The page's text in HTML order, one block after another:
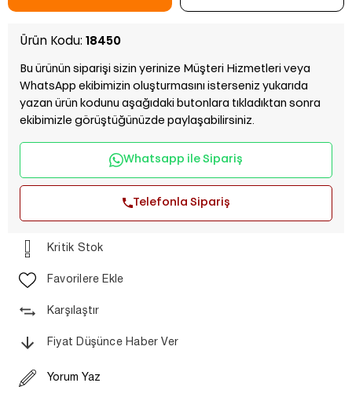
Ürün Kodu: 18450
Bu ürünün siparişi sizin yerinize Müşteri Hizmetleri veya
WhatsApp ekibimizin oluşturmasını isterseniz yukarıda
yazan ürün kodunu aşağıdaki butonlara tıkladıktan sonra
ekibimizle görüştüğünüzde paylaşabilirsiniz.
Whatsapp ile Sipariş
Telefonla Sipariş
Kritik Stok
Favorilere Ekle
Karşılaştır
Fiyat Düşünce Haber Ver
Yorum Yaz